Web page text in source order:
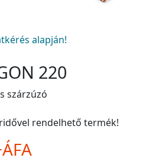
alapján!
220
szárzúzó
rendelhető termék!